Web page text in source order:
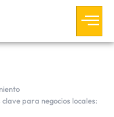
para negocios locales: